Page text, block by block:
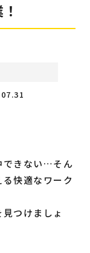
できない…そん
快適なワーク
つけましょ